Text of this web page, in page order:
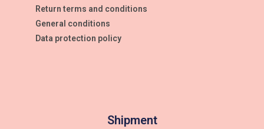
Return terms and conditions
General conditions
Data protection policy
Shipment